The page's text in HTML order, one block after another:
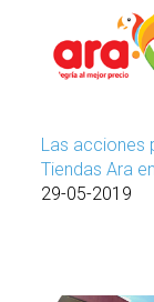
Las acciones
Tiendas Ara
29-05-2019